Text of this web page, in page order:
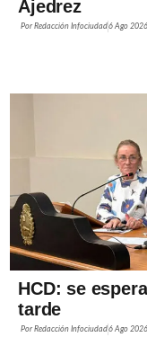
Ajedrez
PorRedacción Infociudad6 Ago 2026
HCD: se
tarde
PorRedacción Infociudad6 Ago 2026